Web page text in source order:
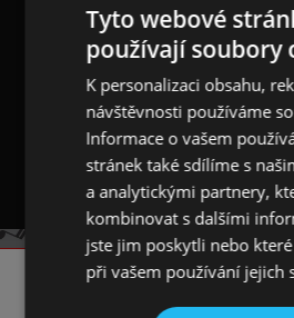
stále po ruce.
Bílé ubrousky jsou
a notami. Balení
ubrousků menšího
rozloženém stavu), Balíček
KONTAKT
Tyto webové
používají soubory
K personalizaci obsahu,
návštěvnosti používáme
Informace o vašem
stránek také sdílíme s
a analytickými partnery,
kombinovat s dalšími
jste jim poskytli nebo
při vašem používání jejich